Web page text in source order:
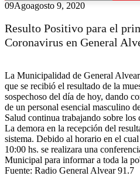
09Agoagosto 9, 2020
Resulto Positivo para el
Coronavirus en General
La Municipalidad de General
que se recibió el resultado de la
sospechoso del día de hoy, dando
de un personal esencial masculino
Salud continua trabajando sobre los
La demora en la recepción del
sistema. Debido al horario en el
10:00 hs. se realizara una
Municipal para informar a toda la
Fuente: Radio General Alvear 91.7